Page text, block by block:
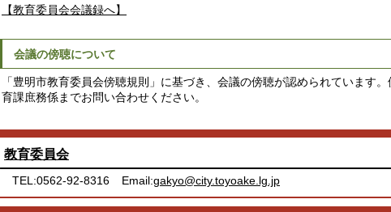
【教育委員会会議録へ】
会議の傍聴について
「豊明市教育委員会傍聴規則」に基づき、会議の傍聴が認められています
育課庶務係までお問い合わせください。
教育委員会
TEL:0562-92-8316 Email:gakyo@city.toyoake.lg.jp